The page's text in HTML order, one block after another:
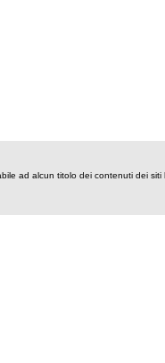
ad alcun titolo dei contenuti dei siti